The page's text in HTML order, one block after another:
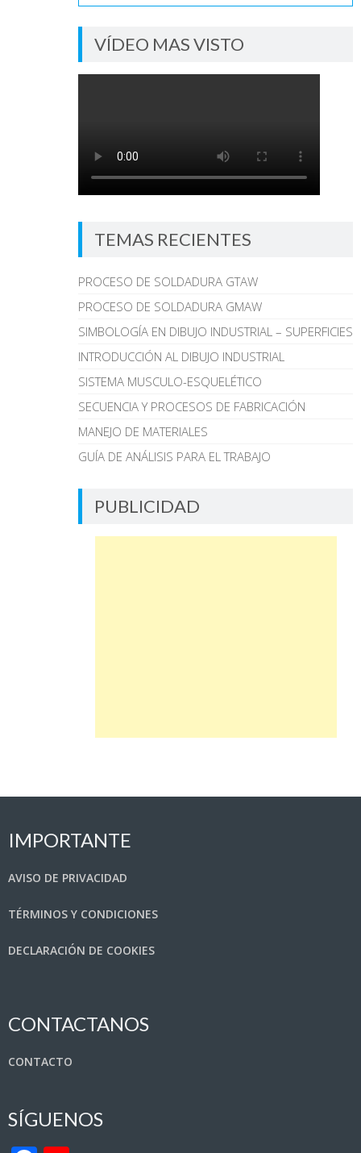
VÍDEO MAS VISTO
TEMAS RECIENTES
PROCESO DE SOLDADURA GTAW
PROCESO DE SOLDADURA GMAW
SIMBOLOGÍA EN DIBUJO INDUSTRIAL – SUPERFICIES
INTRODUCCIÓN AL DIBUJO INDUSTRIAL
SISTEMA MUSCULO-ESQUELÉTICO
SECUENCIA Y PROCESOS DE FABRICACIÓN
MANEJO DE MATERIALES
GUÍA DE ANÁLISIS PARA EL TRABAJO
PUBLICIDAD
IMPORTANTE
AVISO DE PRIVACIDAD
TÉRMINOS Y CONDICIONES
DECLARACIÓN DE COOKIES
CONTACTANOS
CONTACTO
SÍGUENOS